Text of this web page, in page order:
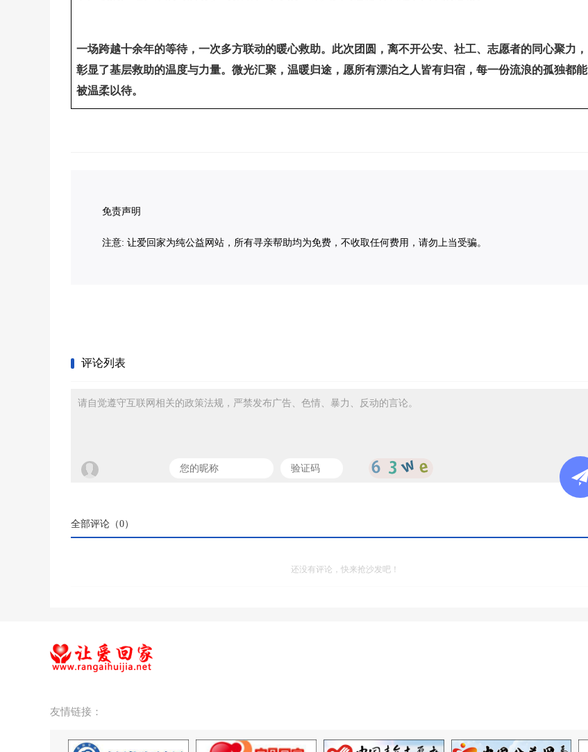
一场跨越十余年的等待，一次多方联动的暖心救助。此次团圆，离不开公安、社工、志愿者的同心聚力，
彰显了基层救助的温度与力量。微光汇聚，温暖归途，愿所有漂泊之人皆有归宿，每一份流浪的孤独都能
被温柔以待。
免责声明
注意: 让爱回家为纯公益网站，所有寻亲帮助均为免费，不收取任何费用，请勿上当受骗。
评论列表
请自觉遵守互联网相关的政策法规，严禁发布广告、色情、暴力、反动的言论。
全部评论（0）
还没有评论，快来抢沙发吧！
友情链接：